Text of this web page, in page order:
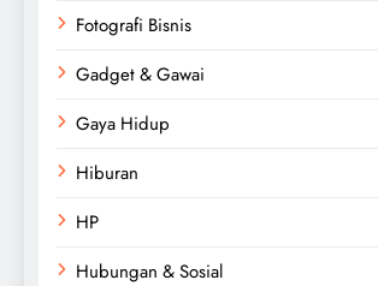
Fotografi Bisnis
Gadget & Gawai
Gaya Hidup
Hiburan
HP
Hubungan & Sosial